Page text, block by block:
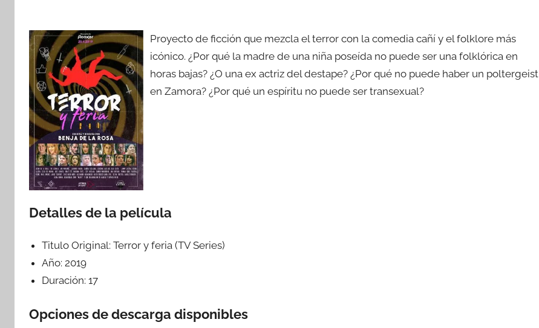
Proyecto de ficción que mezcla el terror con la comedia cañí y el folklore más
icónico. ¿Por qué la madre de una niña poseída no puede ser una folklórica en
horas bajas? ¿O una ex actriz del destape? ¿Por qué no puede haber un poltergeist
en Zamora? ¿Por qué un espíritu no puede ser transexual?
Detalles de la película
Titulo Original:Terror y feria (TV Series)
Año:2019
Duración:17
Opciones de descarga disponibles